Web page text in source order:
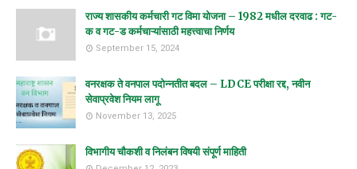
राज्य शासकीय कर्मचारी गट विमा योजना – 1982 मधील दरवाढ : गट-
क व गट-ड कर्मचाऱ्यांसाठी महत्त्वाचा निर्णय
September 15, 2024
वनरक्षक ते वनपाल पदोन्नतीत बदल – LDCE परीक्षा रद्द, नवीन
सेवाप्रवेश नियम लागू
November 13, 2025
विभागीय चौकशी व निलंबन विषयी संपूर्ण माहिती